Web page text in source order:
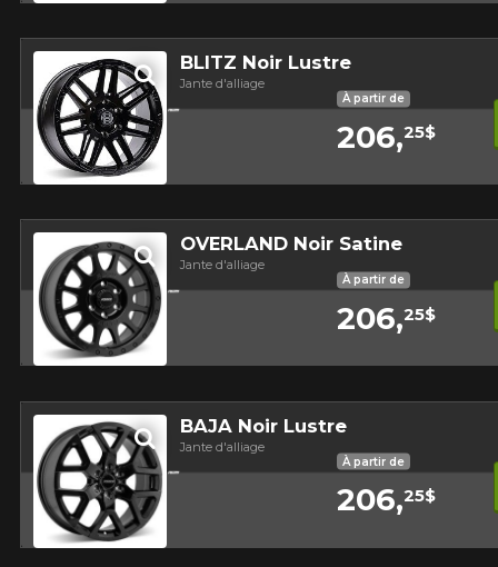
BLITZ Noir Lustre
Jante d'alliage
À partir de
206,25$
OVERLAND Noir Satine
Jante d'alliage
À partir de
206,25$
BAJA Noir Lustre
Jante d'alliage
À partir de
206,25$